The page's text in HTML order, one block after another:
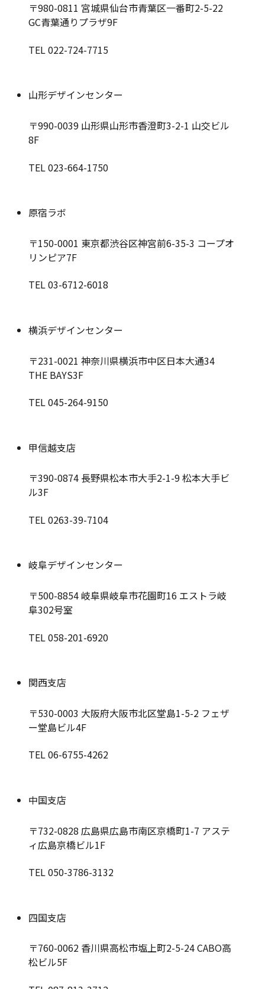
〒980-0811 宮城県仙台市青葉区一番町2-5-22
GC青葉通りプラザ9F
TEL 022-724-7715
山形デザインセンター
〒990-0039 山形県山形市香澄町3-2-1 山交ビル
8F
TEL 023-664-1750
原宿ラボ
〒150-0001 東京都渋谷区神宮前6-35-3 コープオ
リンピア7F
TEL 03-6712-6018
横浜デザインセンター
〒231-0021 神奈川県横浜市中区日本大通34
THE BAYS3F
TEL 045-264-9150
甲信越支店
〒390-0874 長野県松本市大手2-1-9 松本大手ビ
ル3F
TEL 0263-39-7104
岐阜デザインセンター
〒500-8854岐阜県岐阜市花園町16 エストラ岐
阜302号室
TEL 058-201-6920
関西支店
〒530-0003 大阪府大阪市北区堂島1-5-2 フェザ
ー堂島ビル4F
TEL 06-6755-4262
中国支店
〒732-0828 広島県広島市南区京橋町1-7 アステ
ィ広島京橋ビル1F
TEL 050-3786-3132
四国支店
〒760-0062 香川県高松市塩上町2-5-24 CABO高
松ビル5F